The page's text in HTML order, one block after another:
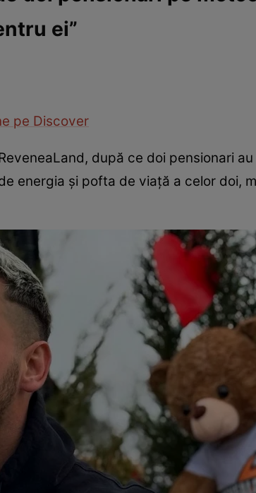
ei”
pe Discover
după ce doi pensionari au
energia și pofta de viață a celor doi,